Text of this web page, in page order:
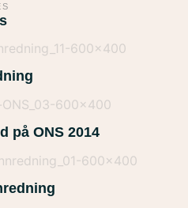
på ONS 2014